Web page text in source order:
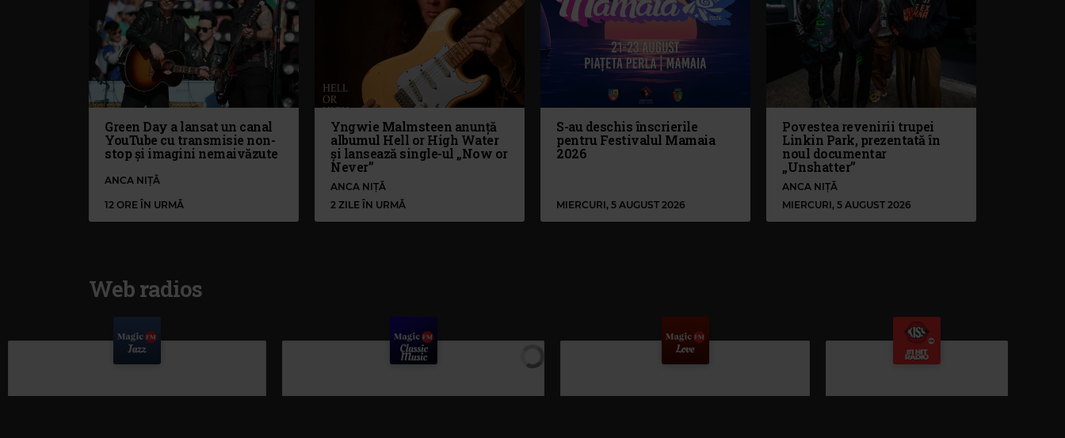
Green Day a lansat un canal
YouTube cu transmisie non-
stop și imagini nemaivăzute
ANCA NIȚĂ
12 ORE ÎN URMĂ
Yngwie Malmsteen anunță
albumul Hell or High Water
și lansează single-ul „Now or
Never”
ANCA NIȚĂ
2 ZILE ÎN URMĂ
S-au deschis înscrierile
pentru Festivalul Mamaia
2026
MIERCURI, 5 AUGUST 2026
Povestea revenirii trupei
Linkin Park, prezentată în
noul documentar
„Unshatter”
ANCA NIȚĂ
MIERCURI, 5 AUGUST 2026
Web radios